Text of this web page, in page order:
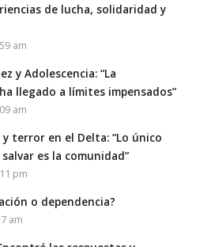
de lucha, solidaridad y
am
y Adolescencia: “La
llegado a límites impensados”
am
y terror en el Delta: “Lo único
es la comunidad”
pm
o dependencia?
am